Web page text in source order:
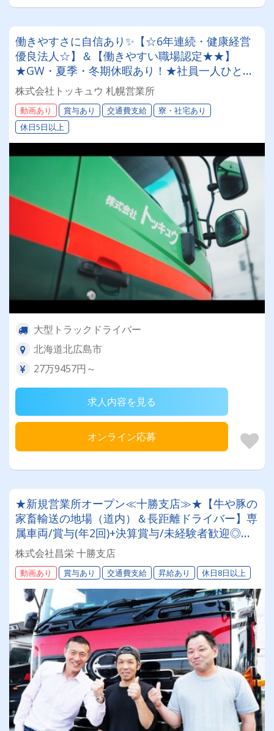
働きやすさに自信あり✨【☆6年連続・健康経営
優良法人☆】＆【働きやすい職場認定★★】
★GW・夏季・冬期休暇あり！★社員一人ひとり
を大切にする昭和34年設立の安定企業！＜未経験
者も大歓迎！10tドライバー＞
株式会社トッキュウ 札幌営業所
動画あり 賞与あり 交通費支給
寮・社宅あり
休日5日以上
大型トラックドライバー
北海道北広島市
27万9457円～
求人内容を見る
オンライン応募
★新規営業所オープン≪十勝支店≫★【牛や豚の
家畜輸送の地場（道内）＆長距離ドライバー】専
属車両/賞与(年2回)+決算賞与/未経験者歓迎◎お
取引先は全農グループなど大手企業様。安定・安
心の待遇です☆当社独自の待遇☆燃費ランキング
上位14位には毎月最大4万円～4000円支給♪
株式会社昌栄 十勝支店
動画あり 賞与あり 交通費支給 昇給あり 休日8日以上